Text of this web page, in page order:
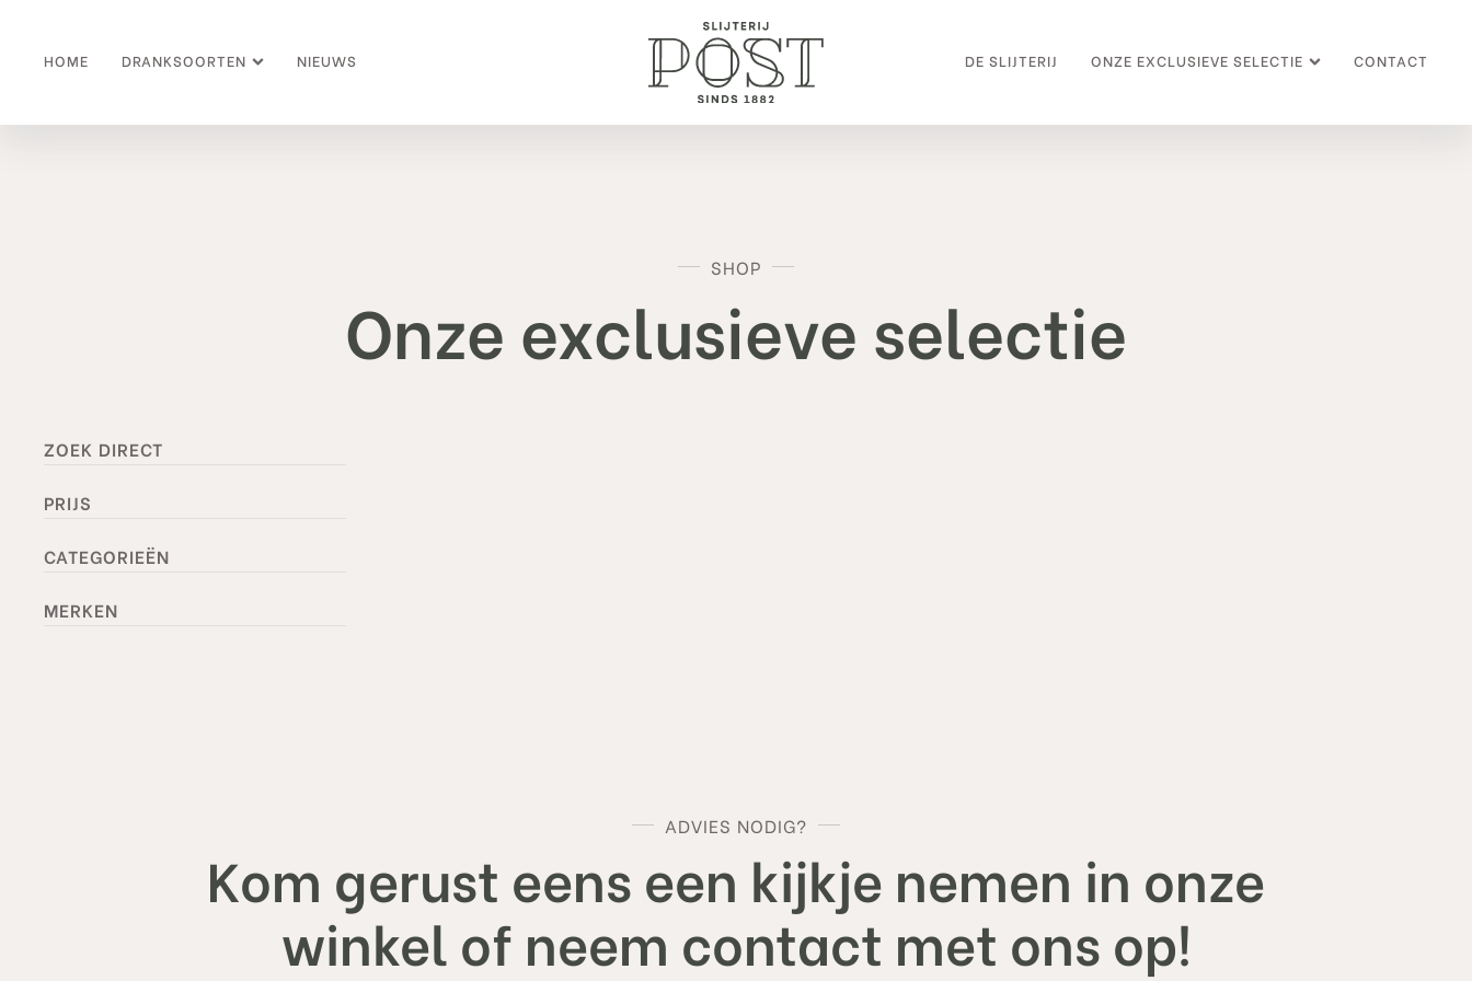
HOME DRANKSOORTEN NIEUWS DE SLIJTERIJ ONZE EXCLUSIEVE SELECTIE CONTACT
SHOP
Onze exclusieve selectie
ZOEK DIRECT
PRIJS
CATEGORIEËN
MERKEN
ADVIES NODIG?
Kom gerust eens een kijkje nemen in onze
winkel of neem contact met ons op!